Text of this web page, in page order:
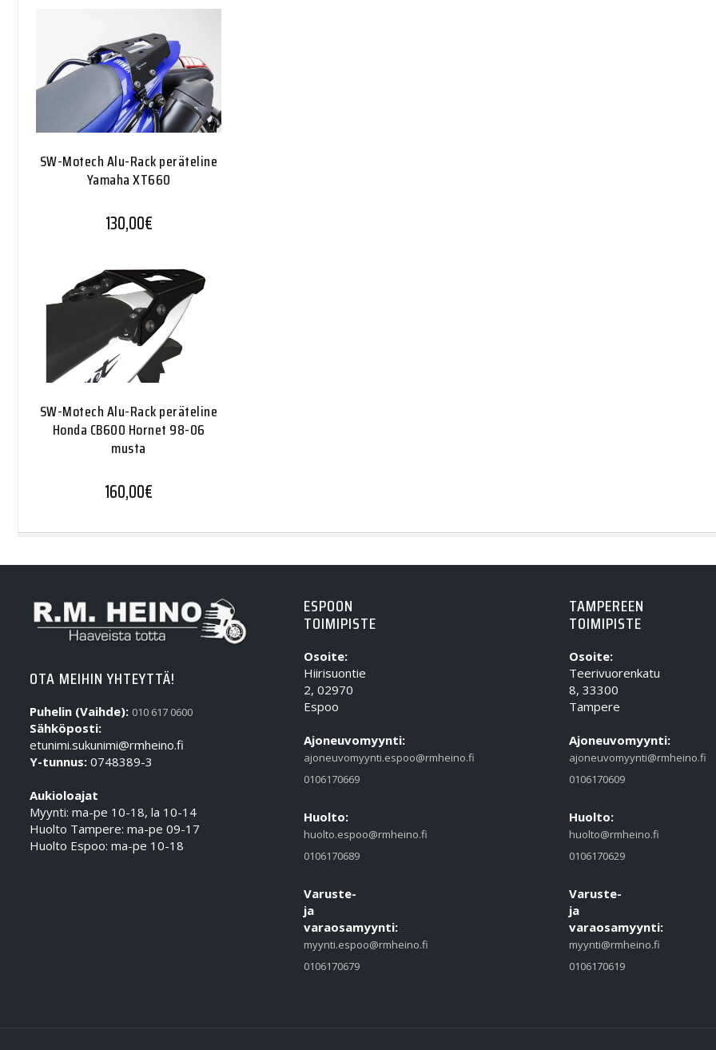
SW-Motech Alu-Rack peräteline
Yamaha XT660
130,00€
SW-Motech Alu-Rack peräteline
Honda CB600 Hornet 98-06
musta
160,00€
OTA MEIHIN YHTEYTTÄ!
Puhelin (Vaihde): 010 617 0600
Sähköposti:
etunimi.sukunimi@rmheino.fi
Y-tunnus: 0748389-3
Aukioloajat
Myynti: ma-pe 10-18, la 10-14
Huolto Tampere: ma-pe 09-17
Huolto Espoo: ma-pe 10-18
ESPOON
TOIMIPISTE
Osoite:
Hiirisuontie
2, 02970
Espoo
Ajoneuvomyynti:
ajoneuvomyynti.espoo@rmheino.fi
0106170669
Huolto:
huolto.espoo@rmheino.fi
0106170689
Varuste-
ja
varaosamyynti:
myynti.espoo@rmheino.fi
0106170679
TAMPEREEN
TOIMIPISTE
Osoite:
Teerivuorenkatu
8, 33300
Tampere
Ajoneuvomyynti:
ajoneuvomyynti@rmheino.fi
0106170609
Huolto:
huolto@rmheino.fi
0106170629
Varuste-
ja
varaosamyynti:
myynti@rmheino.fi
0106170619